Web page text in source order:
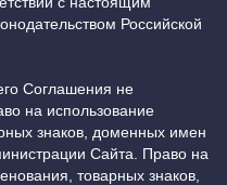
Российской
Соглашения не
на использование
знаков, доменных имен
Сайта. Право на
товарных знаков,